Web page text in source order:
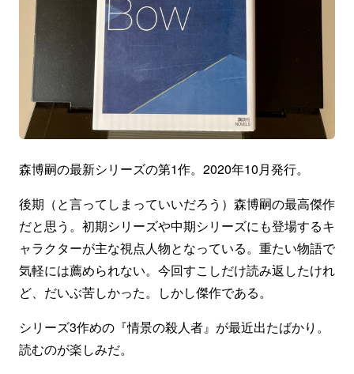
森博嗣の最新シリーズの第1作。2020年10月発行。
後期（と言ってしまっていいだろう）森博嗣の最高傑作
だと思う。初期シリーズや中期シリーズにも登場するキ
ャラクターが主な視点人物となっている。重たい物語で
気軽には薦められない。今回すこしだけ読み返したけれ
ど、だいぶ苦しかった。しかし傑作である。
シリーズ3作めの『情景の殺人者』が最近出たばかり。
読むのが楽しみだ。